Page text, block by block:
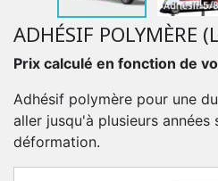
ADHÉSIF POLYMÈRE
Prix calculé en fonction de
Adhésif polymère pour une
aller jusqu'à plusieurs
déformation.